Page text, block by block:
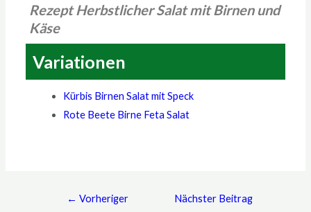
Rezept Herbstlicher Salat mit Birnen und
Käse
Variationen
Kürbis Birnen Salat mit Speck
Rote Beete Birne Feta Salat
← Vorheriger
Nächster Beitrag